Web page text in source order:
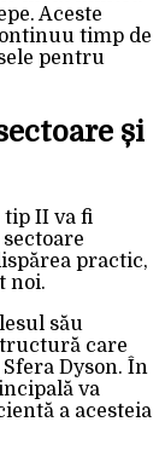
Aceste
timp de
pentru
și
II va fi
practic,
noi.
său
care
Dyson. În
va
a acesteia